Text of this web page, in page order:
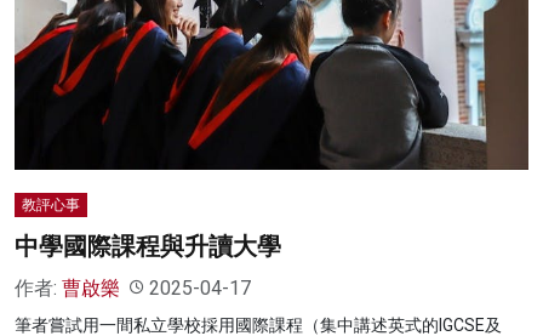
影片
名家榜
教評心事
中學國際課程與升讀大學
作者: 曹啟樂 2025-04-17
筆者嘗試用一間私立學校採用國際課程（集中講述英式的IGCSE及